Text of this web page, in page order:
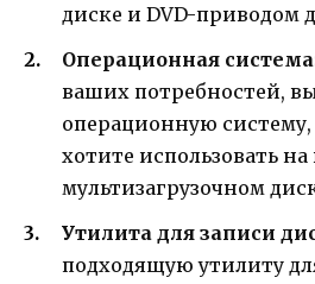
диске и DVD-приводом
Операционная
ваших потребностей,
операционную
хотите использовать
мультизагрузочном
Утилита для записи
подходящую утилиту